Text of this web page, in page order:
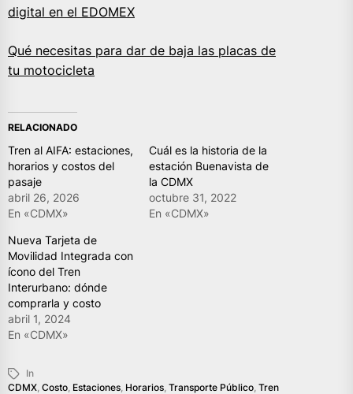
digital en el EDOMEX
Qué necesitas para dar de baja las placas de
tu motocicleta
RELACIONADO
Tren al AIFA: estaciones,
horarios y costos del
pasaje
abril 26, 2026
En «CDMX»
Cuál es la historia de la
estación Buenavista de
la CDMX
octubre 31, 2022
En «CDMX»
Nueva Tarjeta de
Movilidad Integrada con
ícono del Tren
Interurbano: dónde
comprarla y costo
abril 1, 2024
En «CDMX»
In
CDMX Costo Estaciones Horarios Transporte Público Tren